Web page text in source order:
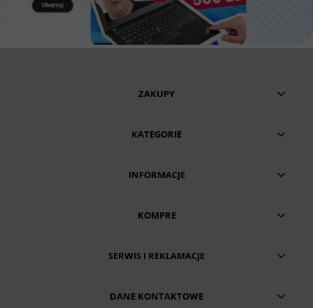
ZAKUPY
KATEGORIE
INFORMACJE
KOMPRE
SERWIS I REKLAMACJE
DANE KONTAKTOWE